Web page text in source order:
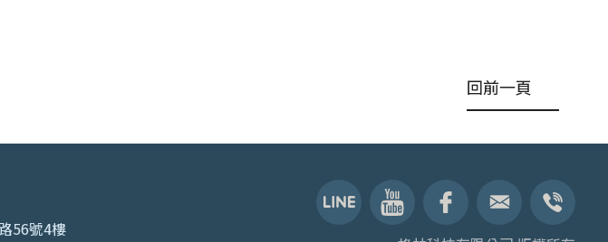
回前一頁
56號4樓